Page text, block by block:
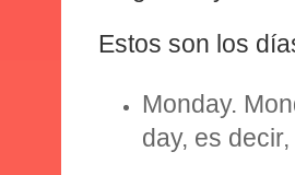
Estos son los
Monday.
day, es